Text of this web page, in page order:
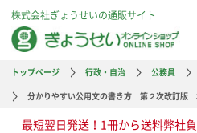
株式会社ぎょうせいの通販サイト
トップページ 行政・自治 公務員
分かりやすい公用文の書き方 第２次改訂版
最短翌日発送！1冊から送料弊社